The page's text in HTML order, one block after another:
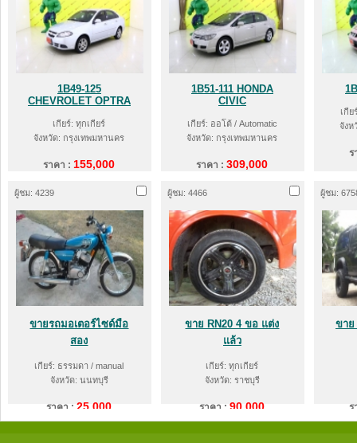
1B49-125
CHEVROLET OPTRA
เกียร์: ทุกเกียร์
จังหวัด: กรุงเทพมหานคร
ราคา :155,000
1B51-111 HONDA
CIVIC
เกียร์: ออโต้ / Automatic
จังหวัด: กรุงเทพมหานคร
ราคา :309,000
เกี
จังห
ผู้ชม: 4239
ขายรถมอเตอร์ไซด์มือ
สอง
เกียร์: ธรรมดา / manual
จังหวัด: นนทบุรี
ราคา :25,000
ผู้ชม: 4466
ขาย RN20 4 ขอ แต่ง
แล้ว
เกียร์: ทุกเกียร์
จังหวัด: ราชบุรี
ราคา :90,000
ผู้ชม:
ขาย